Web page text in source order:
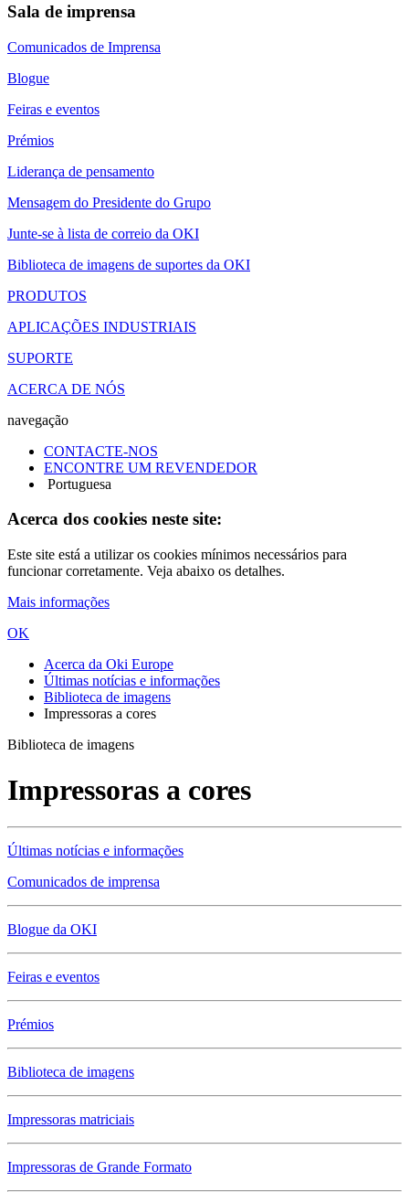
Sala de imprensa
Comunicados de Imprensa
Blogue
Feiras e eventos
Prémios
Liderança de pensamento
Mensagem do Presidente do Grupo
Junte-se à lista de correio da OKI
Biblioteca de imagens de suportes da OKI
PRODUTOS
APLICAÇÕES INDUSTRIAIS
SUPORTE
ACERCA DE NÓS
navegação
CONTACTE-NOS
ENCONTRE UM REVENDEDOR
Portuguesa
Acerca dos cookies neste site:
Este site está a utilizar os cookies mínimos necessários para
funcionar corretamente. Veja abaixo os detalhes.
Mais informações
OK
Acerca da Oki Europe
Últimas notícias e informações
Biblioteca de imagens
Impressoras a cores
Biblioteca de imagens
Impressoras a cores
Últimas notícias e informações
Comunicados de imprensa
Blogue da OKI
Feiras e eventos
Prémios
Biblioteca de imagens
Impressoras matriciais
Impressoras de Grande Formato